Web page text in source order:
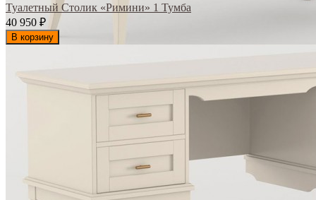
Туалетный Столик «Римини» 1 Тумба
40 950 ₽
В корзину